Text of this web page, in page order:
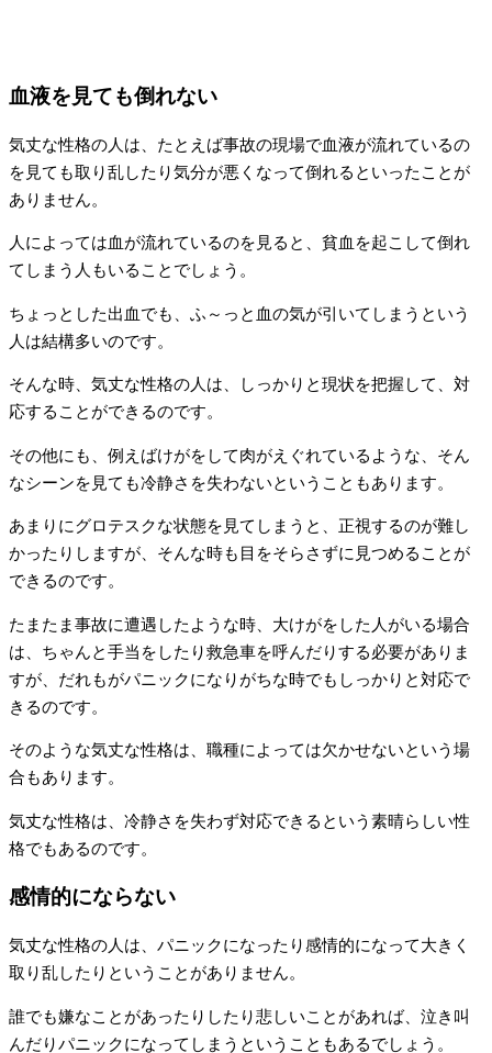
血液を見ても倒れない
気丈な性格の人は、たとえば事故の現場で血液が流れているの
を見ても取り乱したり気分が悪くなって倒れるといったことが
ありません。
人によっては血が流れているのを見ると、貧血を起こして倒れ
てしまう人もいることでしょう。
ちょっとした出血でも、ふ～っと血の気が引いてしまうという
人は結構多いのです。
そんな時、気丈な性格の人は、しっかりと現状を把握して、対
応することができるのです。
その他にも、例えばけがをして肉がえぐれているような、そん
なシーンを見ても冷静さを失わないということもあります。
あまりにグロテスクな状態を見てしまうと、正視するのが難し
かったりしますが、そんな時も目をそらさずに見つめることが
できるのです。
たまたま事故に遭遇したような時、大けがをした人がいる場合
は、ちゃんと手当をしたり救急車を呼んだりする必要がありま
すが、だれもがパニックになりがちな時でもしっかりと対応で
きるのです。
そのような気丈な性格は、職種によっては欠かせないという場
合もあります。
気丈な性格は、冷静さを失わず対応できるという素晴らしい性
格でもあるのです。
感情的にならない
気丈な性格の人は、パニックになったり感情的になって大きく
取り乱したりということがありません。
誰でも嫌なことがあったりしたり悲しいことがあれば、泣き叫
んだりパニックになってしまうということもあるでしょう。